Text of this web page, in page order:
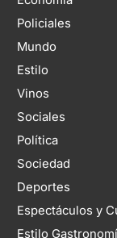
Policiales
Mundo
Estilo
Vinos
Sociales
Política
Sociedad
Deportes
Espectáculos y
Estilo